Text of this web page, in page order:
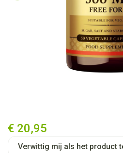
€ 20,95
Verwittig mij als het product